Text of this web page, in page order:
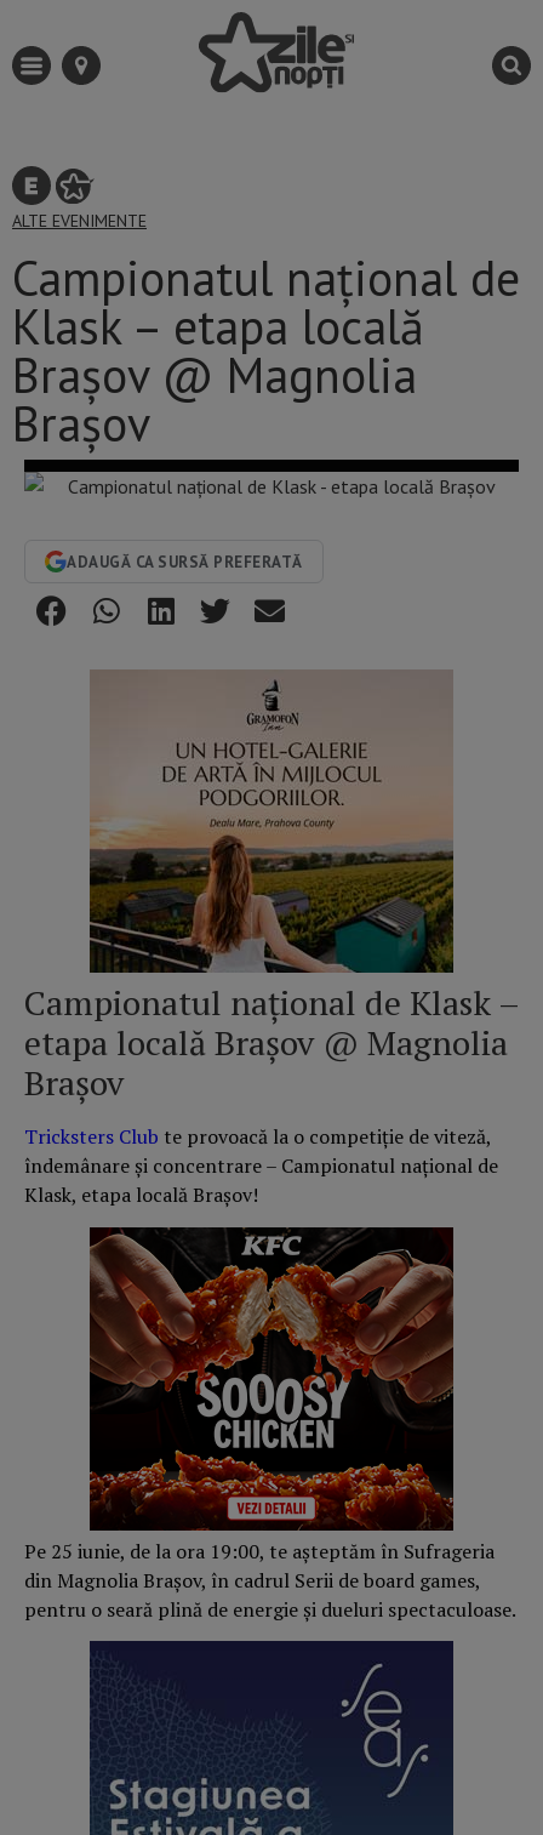
ALTE EVENIMENTE
Campionatul național de
Klask – etapa locală
Brașov @ Magnolia
Brașov
ADAUGĂ CA SURSĂ PREFERATĂ
Campionatul național de Klask –
etapa locală Brașov @ Magnolia
Brașov
Tricksters Club te provoacă la o competiție de viteză,
îndemânare și concentrare – Campionatul național de
Klask, etapa locală Brașov!
Pe 25 iunie, de la ora 19:00, te așteptăm în Sufrageria
din Magnolia Brașov, în cadrul Serii de board games,
pentru o seară plină de energie și dueluri spectaculoase.